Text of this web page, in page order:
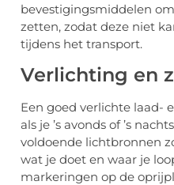
bevestigingsmiddelen
zetten, zodat deze niet
tijdens het transport.
Verlichting en
Een goed verlichte laad-
als je ’s avonds of ’s
voldoende lichtbronnen
wat je doet en waar je
markeringen op de